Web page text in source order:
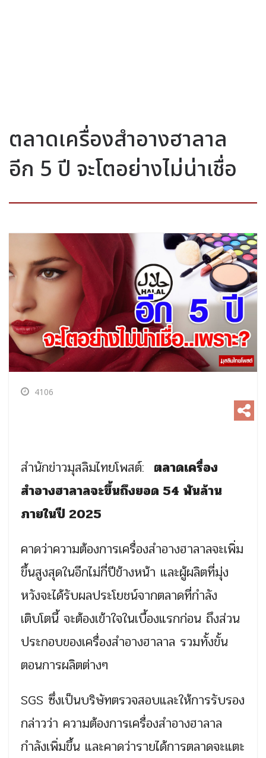
ตลาดเครื่องสำอางฮาลาล
อีก 5 ปี จะโตอย่างไม่น่าเชื่อ
4106
สำนักข่าวมุสลิมไทยโพสต์: ตลาดเครื่อง
สำอางฮาลาลจะขึ้นถึงยอด 54 พันล้าน
ภายในปี 2025
คาดว่าความต้องการเครื่องสำอางฮาลาลจะเพิ่ม
ขึ้นสูงสุดในอีกไม่กี่ปีข้างหน้า และผู้ผลิตที่มุ่ง
หวังจะได้รับผลประโยชน์จากตลาดที่กำลัง
เติบโตนี้ จะต้องเข้าใจในเบื้องแรกก่อน ถึงส่วน
ประกอบของเครื่องสำอางฮาลาล รวมทั้งขั้น
ตอนการผลิตต่างๆ
SGS ซึ่งเป็นบริษัทตรวจสอบและให้การรับรอง
กล่าวว่า ความต้องการเครื่องสำอางฮาลาล
กำลังเพิ่มขึ้น และคาดว่ารายได้การตลาดจะแตะ